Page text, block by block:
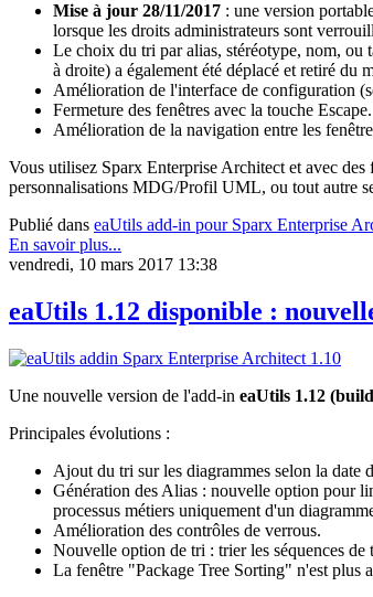
Mise à jour 28/11/2017 : une version
lorsque les droits administrateurs sont
Le choix du tri par alias, stéréotype, nom, ou
à droite) a également été déplacé et retiré du
Amélioration de l'interface de configuration
Fermeture des fenêtres avec la touche Escape.
Amélioration de la navigation entre les
Vous utilisez Sparx Enterprise Architect et avec
personnalisations MDG/Profil UML, ou tout autre
Publié dans eaUtils add-in pour Sparx Enterprise
En savoir plus...
vendredi, 10 mars 2017 13:38
eaUtils 1.12 disponible :
Une nouvelle version de l'add-in eaUtils 1.12
Principales évolutions :
Ajout du tri sur les diagrammes selon la date
Génération des Alias : nouvelle option pour
processus métiers uniquement d'un
Amélioration des contrôles de verrous.
Nouvelle option de tri : trier les séquences
La fenêtre "Package Tree Sorting" n'est plus